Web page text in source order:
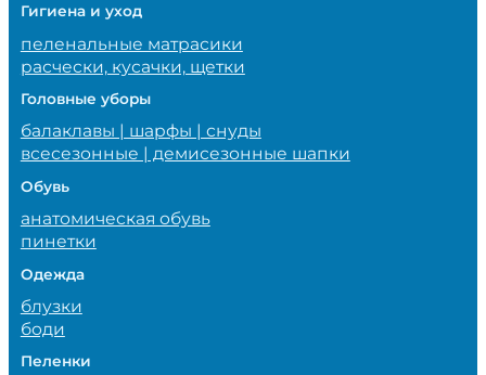
Гигиена и уход
пеленальные матрасики
расчески, кусачки, щетки
Головные уборы
балаклавы | шарфы | снуды
всесезонные | демисезонные шапки
Обувь
анатомическая обувь
пинетки
Одежда
блузки
боди
Пеленки